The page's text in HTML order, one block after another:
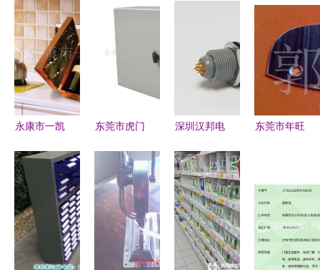
永康市一凯
品酒类包装
与五金产品
零售导览
东莞市虎门
制品厂 匠
心五金，点
亮品质生活
深圳汉邦电
业五金塑胶
件与模具制
造的高品质
服务商
东莞市年旺
部件加工与
五金产品零
售一站式服
务商